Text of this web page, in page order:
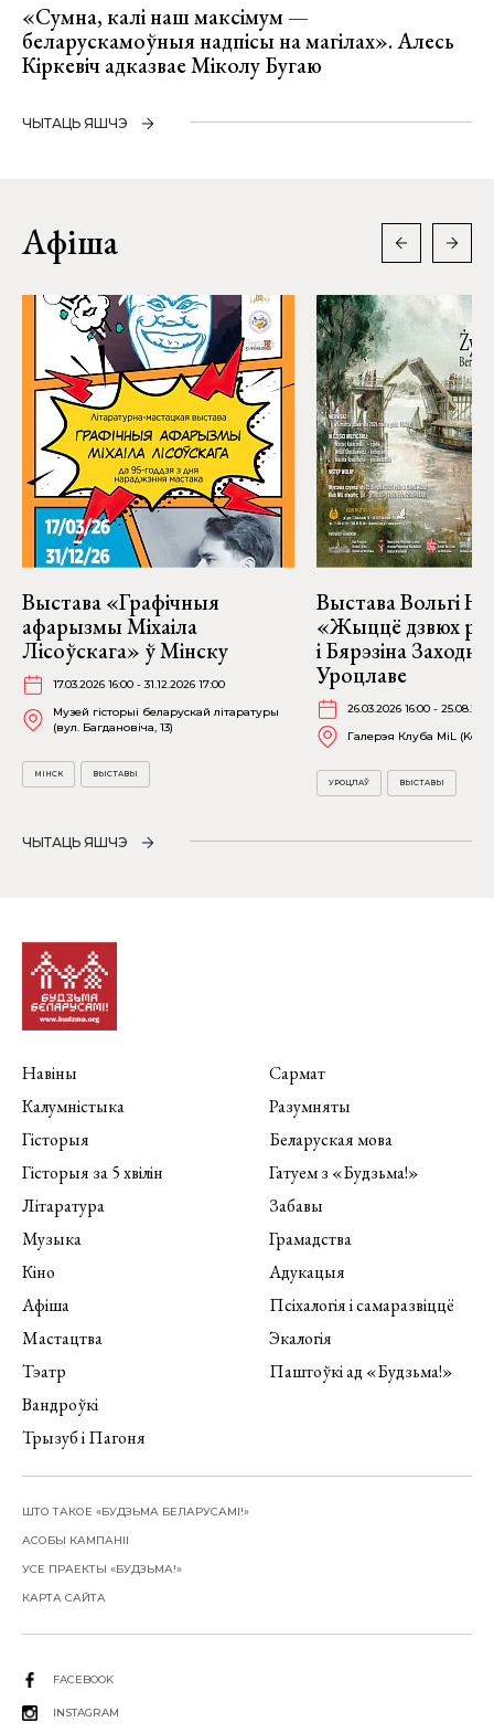
«Сумна, калі наш максімум —
беларускамоўныя надпісы на магілах». Алесь
Кіркевіч адказвае Міколу Бугаю
ЧЫТАЦЬ ЯШЧЭ
Афіша
Выстава «Графічныя
афарызмы Міхаіла
Лісоўскага» ў Мінску
17.03.2026 16:00 - 31.12.2026 17:00
Музей гісторыі беларускай літаратуры
(вул. Багдановіча, 13)
МІНСК ВЫСТАВЫ
Выстава Вольгі
«Жыццё дзвюх
і Бярэзіна
Уроцлаве
26.03.2026 16:00 -
Галерэя Клуба MiL
УРОЦЛАЎ ВЫСТАВЫ
ЧЫТАЦЬ ЯШЧЭ
Навіны
Калумністыка
Гісторыя
Гісторыя за 5 хвілін
Літаратура
Музыка
Кіно
Афіша
Мастацтва
Тэатр
Вандроўкі
Трызуб і Пагоня
Сармат
Разумняты
Беларуская мова
Гатуем з «Будзьма!»
Забавы
Грамадства
Адукацыя
Псіхалогія і самаразвіццё
Экалогія
Паштоўкі ад «Будзьма!»
ШТО ТАКОЕ «БУДЗЬМА БЕЛАРУСАМІ!»
АСОБЫ КАМПАНІІ
УСЕ ПРАЕКТЫ «БУДЗЬМА!»
КАРТА САЙТА
FACEBOOK
INSTAGRAM